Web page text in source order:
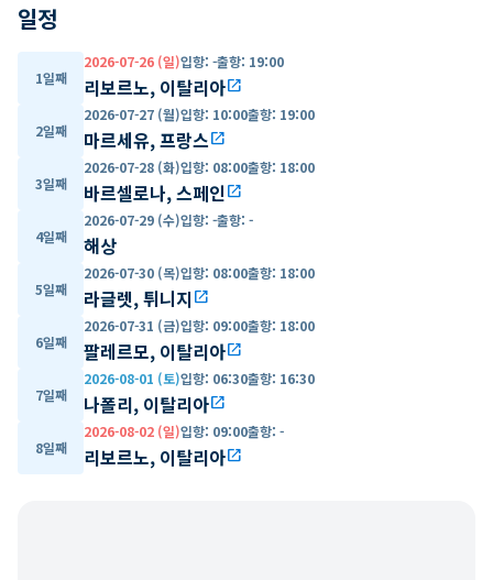
일정
1일째
2026-07-26 (일)입항: -출항: 19:00
리보르노, 이탈리아open_in_new
2일째
2026-07-27 (월)입항: 10:00출항: 19:00
마르세유, 프랑스open_in_new
3일째
2026-07-28 (화)입항: 08:00출항: 18:00
바르셀로나, 스페인open_in_new
4일째
2026-07-29 (수)입항: -출항: -
해상
5일째
2026-07-30 (목)입항: 08:00출항: 18:00
라글렛, 튀니지 open_in_new
6일째
2026-07-31 (금)입항: 09:00출항: 18:00
팔레르모, 이탈리아open_in_new
7일째
2026-08-01 (토)입항: 06:30출항: 16:30
나폴리, 이탈리아open_in_new
8일째
2026-08-02 (일)입항: 09:00출항: -
리보르노, 이탈리아open_in_new